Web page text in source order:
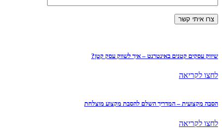
שיווק עסקים קטנים באינטרנט – איך לשווק עסק קטן?
לחצו לקריאה
הסבה מקצועית – המדריך השלם להסבת מקצוע מוצלחת
לחצו לקריאה